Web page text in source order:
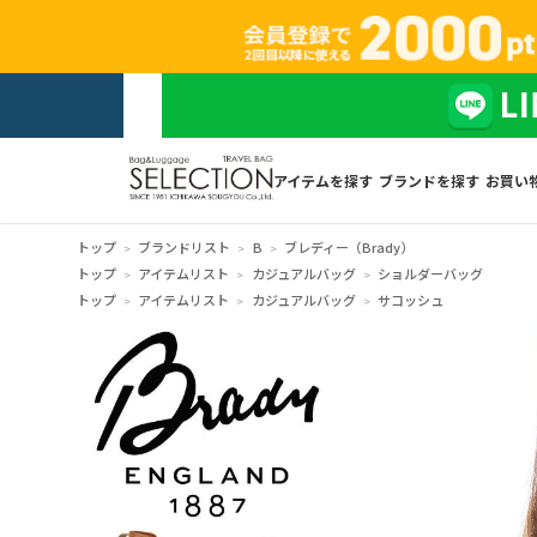
アイテムを探す ブランドを探す お買い
トップ ブランドリスト B
ブレディー（Brady）
トップ
アイテムリスト カジュアルバッグ
ショルダーバッグ
トップ
アイテムリスト カジュアルバッグ サコッシュ